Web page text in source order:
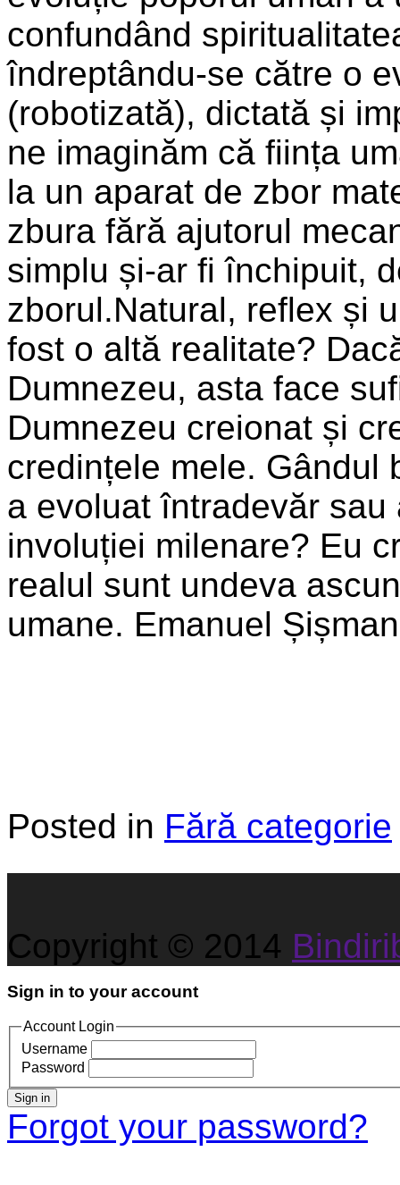
confundând
îndreptându-se către o
(robotizată), dictată și
ne imaginăm că ființa
la un aparat de zbor
zbura fără ajutorul
simplu și-ar fi închipuit,
zborul.Natural, reflex și
fost o altă realitate?
Dumnezeu, asta face
Dumnezeu creionat și
credințele mele. Gândul
a evoluat întradevăr
involuției milenare? Eu
realul sunt undeva
umane. Emanuel
Posted in Fără categorie
Copyright © 2014
Sign in to your account
Account Login
Username
Password
Sign in
Forgot your password?